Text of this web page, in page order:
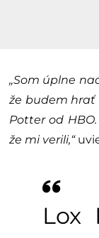
„Som úplne
že budem hrať
Potter od
že mi verili,“
Lox